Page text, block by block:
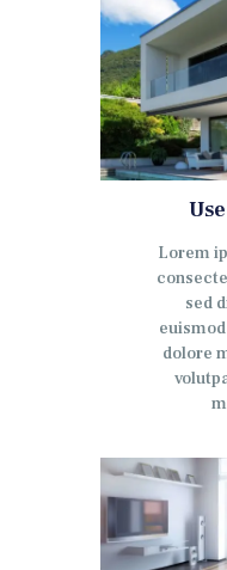
Lorem
sed
dolore